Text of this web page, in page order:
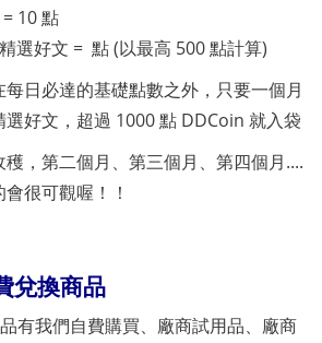
10 點
選好文 = 點 (以最高 500 點計算)
日必達的基礎點數之外，只要一個月
好文，超過 1000 點 DDCoin 就入袋
，第二個月、第三個月、第四個月....
很可觀喔！！
兌換商品
有我們自費購買、廠商試用品、廠商